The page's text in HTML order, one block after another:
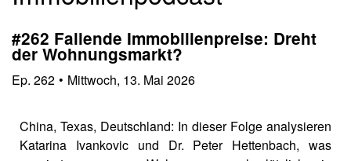
#262 Fallende Immobilienpreise: Dreht
der Wohnungsmarkt?
Ep. 262 • Mittwoch, 13. Mai 2026
China, Texas, Deutschland: In dieser Folge analysieren
Katarina Ivankovic und Dr. Peter Hettenbach, was